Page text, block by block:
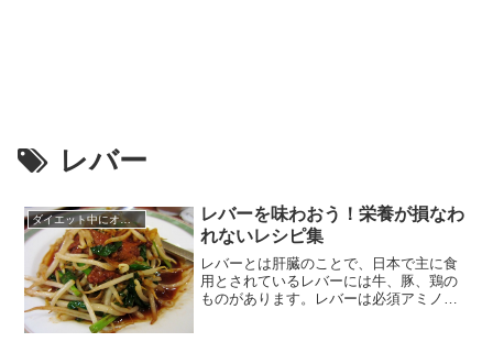
レバー
ダイエット中にオススメの食材
レバーを味わおう！栄養が損なわ
れないレシピ集
レバーとは肝臓のことで、日本で主に食
用とされているレバーには牛、豚、鶏の
ものがあります。レバーは必須アミノ酸